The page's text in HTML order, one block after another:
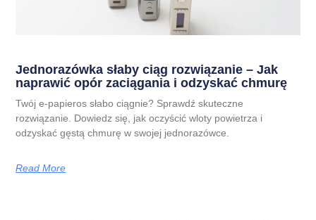
Jednorazówka słaby ciąg rozwiązanie – Jak
naprawić opór zaciągania i odzyskać chmurę
Twój e-papieros słabo ciągnie? Sprawdź skuteczne
rozwiązanie. Dowiedz się, jak oczyścić wloty powietrza i
odzyskać gęstą chmurę w swojej jednorazówce.
Read More